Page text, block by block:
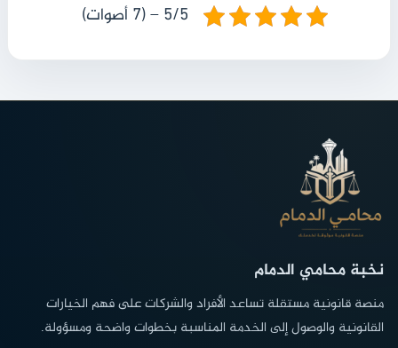
5/5 – (7 أصوات)
نخبة محامي الدمام
منصة قانونية مستقلة تساعد الأفراد والشركات على فهم الخيارات
القانونية والوصول إلى الخدمة المناسبة بخطوات واضحة ومسؤولة.